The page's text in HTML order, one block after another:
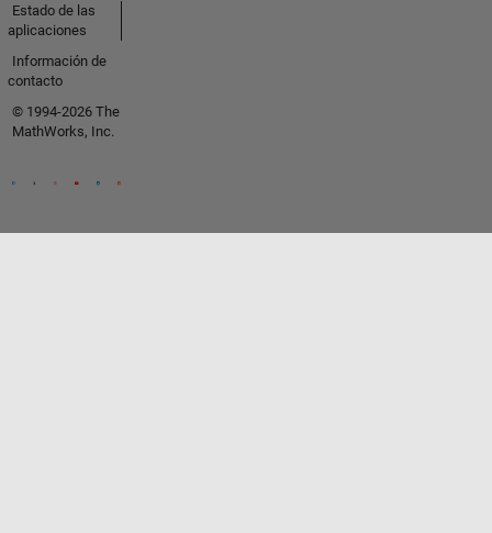
Estado de las
aplicaciones
Información de
contacto
© 1994-2026 The
MathWorks, Inc.